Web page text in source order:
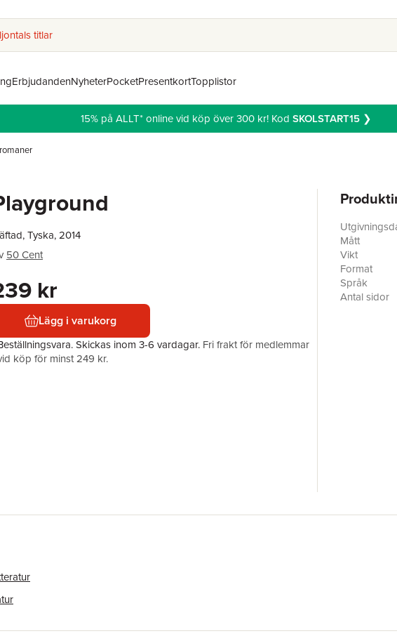
titlar
ErbjudandenNyheterPocketPresentkortTopplistor
15% på ALLT* online vid köp över 300 kr! Kod SKOLSTART15❯
Tyska, 2014
50 Cent
kr
Lägg i varukorg
Skickas inom 3-6 vardagar. Fri frakt för medlemmar
köp för minst 249 kr.
Mått
Vikt
Format
Språk
Antal sidor